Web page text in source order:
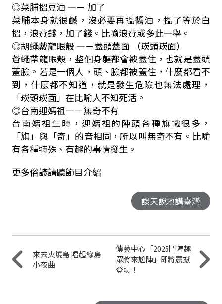
◎菜脯搵豆油 —－ 加了
菜脯本身就很鹹，沒必要再搵醬油，搵了等於白
搵，浪費錢，加了錢。比喻浪費或多此一舉。
◎胡蠅戴龍眼殼 —－蓋頭蓋面 （崁頭崁面）
蒼蠅帶龍眼殼，整個身軀都會被蓋住，也就是蓋頭
蓋臉。若是一個人，頭、臉都被蓋住，什麼都看不
到，什麼都不知道，就是發生危險也無法處理，
「崁頭崁面」在比喻人不知死活。
◎台南迎媽祖—－無奇不有
台南媽祖生時，迎媽祖的陣頭各種旗幟很多，
「旗」與「奇」的音相同，所以叫無奇不有。比喻
有各種特殊、有趣的事情發生。
更多俗諺請聽節目介紹
談天說地講臺灣
來去火燒島 唱起綠島
小夜曲
傳藝中心「2025鬥陣趣
眾將來尬陣」即將震撼
登場！